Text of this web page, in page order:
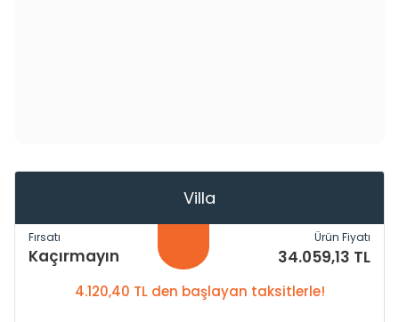
Villa
Fırsatı
Kaçırmayın
Ürün Fiyatı
34.059,13 TL
4.120,40 TL den başlayan taksitlerle!